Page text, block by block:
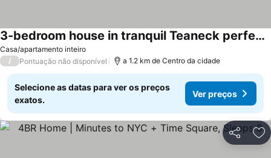
Casa/apartamento inteiro
3-bedroom house in tranquil Teaneck perfect for relaxing stays
Ver preços
/ Pontuação não disponível a 1.2 km de Centro da cidade
Selecione as datas para ver os preços
exatos.
Ver preços
Partilhar